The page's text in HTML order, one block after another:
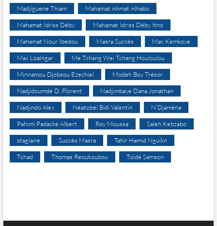
Madjiguene Thiam Mahamat Ahmat Alhabo
Mahamat Idriss Déby Mahamat Idriss Déby Itno
Mahamat Nour Ibedou Masra Succès Max Kemkoye
Max Loalngar Me Tchang Wei Tchang Houloulou
Minnamou Djobsou Ezechiel Modeh Boy Trésor
Nadjidoumdé D. Florent Nadjimbaye Dana Jonathan
Nadjindo Alex Néatobeï Bidi Valentin N’Djaména
Pahimi Padacké Albert Roy Moussa Saleh Kebzabo
stagiaire Succès Masra Tahir Hamid Nguilin
Tchad Thomas Reoukoubou Toïdé Samson